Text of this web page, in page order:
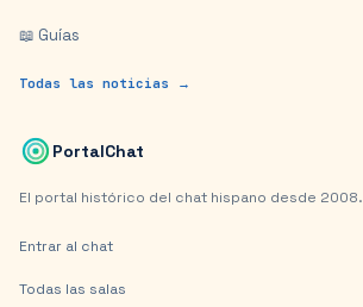
📖 Guías
Todas las noticias →
PortalChat
El portal histórico del chat hispano desde 2008.
Entrar al chat
Todas las salas